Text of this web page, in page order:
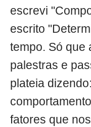
escrevi
escrito
tempo. Só que
palestras e
plateia
fatores que